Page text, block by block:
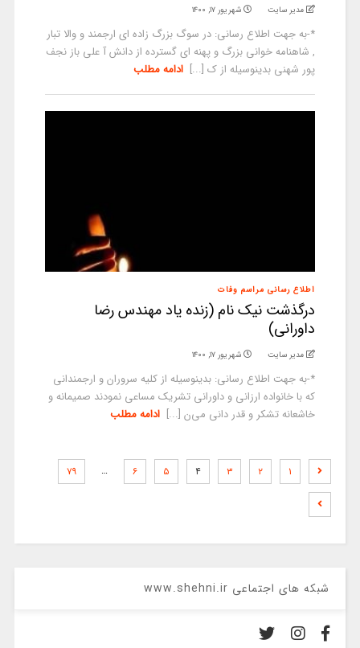
مدیر سایت شهریور ۱۷, ۱۴۰۰
*-به جهت اطلاع رسانی: در سوگ بزرگ زاده ای ارجمند و والا تبار
, شاهنامه خوانی بزرگ و پهنه ای گسترده از دانش آ علی باز نجف
پور شهنی بدینوسیله از ک [...] ادامه مطلب
اطلاع رسانی مراسم وفات
درگذشت نیک نام (زنده یاد مهندس رضا
داورانی)
مدیر سایت شهریور ۱۷, ۱۴۰۰
*-به جهت اطلاع رسانی: بدینوسیله از کلیه سروران و ارجمندانی
که با خانواده ارزانی و داورانی تشریک مساعی نمودند صمیمانه و
خاشعانه تشکر و قدر دانی می‌ن [...] ادامه مطلب
۱ ۲ ۳ ۴ ۵ ۶ … ۷۹
شبکه های اجتماعی www.shehni.ir